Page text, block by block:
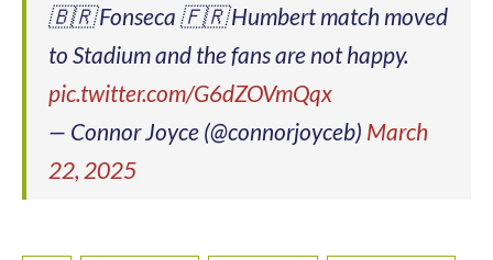
🇧🇷 Fonseca 🇫🇷 Humbert match moved
to Stadium and the fans are not happy.
pic.twitter.com/G6dZOVmQqx
— Connor Joyce (@connorjoyceb) March
22, 2025